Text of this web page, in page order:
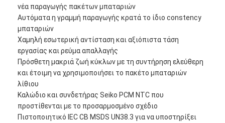
νέα παραγωγής πακέτων μπαταριών
Αυτόματα η γραμμή παραγωγής κρατά το ίδιο constency
μπαταριών
Χαμηλή εσωτερική αντίσταση και αξιόπιστα τάση
εργασίας και ρεύμα απαλλαγής
Πρόσθετη μακριά ζωή κύκλων με τη συντήρηση ελεύθερη
και έτοιμη να χρησιμοποιήσει το πακέτο μπαταριών
λίθιου
Καλώδιο και συνδετήρας Seiko PCM NTC που
προστίθενται με το προσαρμοσμένο σχέδιο
Πιστοποιητικό IEC CB MSDS UN38.3 για να υποστηρίξει